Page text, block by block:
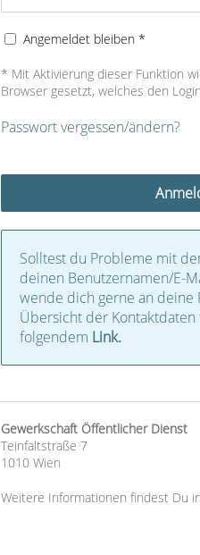
Angemeldet bleiben *
* Mit Aktivierung dieser Funktion
Browser gesetzt, welches den
Passwort vergessen/ändern?
Solltest du Probleme mit
deinen Benutzernamen/E-
wende dich gerne an deine
Übersicht der
folgendem Link.
Gewerkschaft Öffentlicher Dienst
Teinfaltstraße 7
1010 Wien
Weitere Informationen findest Du